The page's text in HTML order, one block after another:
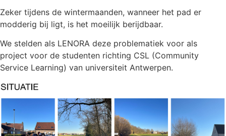
Zeker tijdens de wintermaanden, wanneer het pad er
modderig bij ligt, is het moeilijk berijdbaar.
We stelden als LENORA deze problematiek voor als
project voor de studenten richting CSL (Community
Service Learning) van universiteit Antwerpen.